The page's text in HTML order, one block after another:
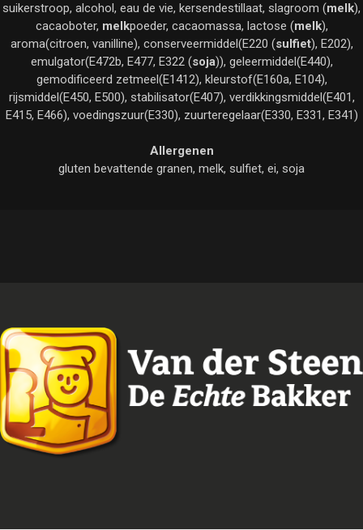
suikerstroop, alcohol, eau de vie, kersendestillaat, slagroom (melk),
cacaoboter, melkpoeder, cacaomassa, lactose (melk),
aroma(citroen, vanilline), conserveermiddel(E220 (sulfiet), E202),
emulgator(E472b, E477, E322 (soja)), geleermiddel(E440),
gemodificeerd zetmeel(E1412), kleurstof(E160a, E104),
rijsmiddel(E450, E500), stabilisator(E407), verdikkingsmiddel(E401,
E415, E466), voedingszuur(E330), zuurteregelaar(E330, E331, E341)
Allergenen
gluten bevattende granen, melk, sulfiet, ei, soja